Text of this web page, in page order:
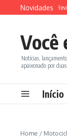
Ir para o conteúdo
Novidades
150 2026: Review
Você
Notícias,
apaixonado por
Início
Home /